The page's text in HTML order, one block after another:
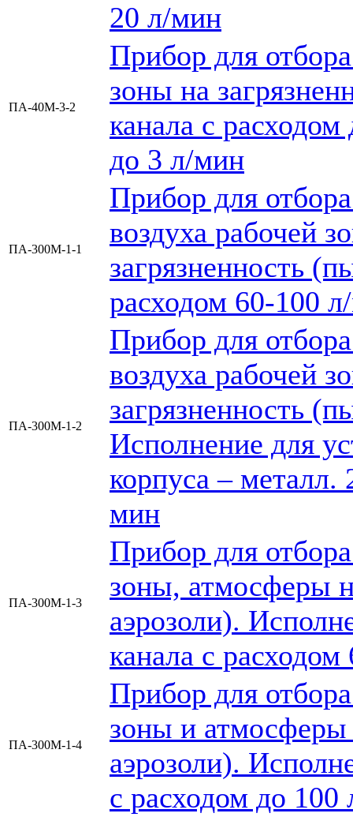
20 л/мин
ПА-40М-3-2
Прибор для
зоны на
канала с
до 3 л/мин
ПА-300М-1-1
Прибор для
воздуха рабочей
загрязненность
расходом 60-100
ПА-300М-1-2
Прибор для
воздуха рабочей
загрязненность
Исполнение для
корпуса – металл.
мин
ПА-300М-1-3
Прибор для
зоны, атмосферы
аэрозоли).
канала с
ПА-300М-1-4
Прибор для
зоны и атмосферы
аэрозоли).
с расходом до 100